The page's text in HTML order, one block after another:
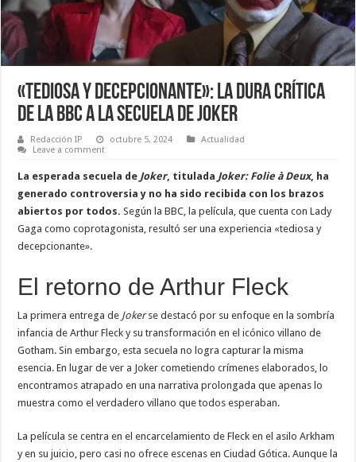
«Tediosa y decepcionante»: la dura crítica
de la BBC a la secuela de Joker
Redacción IP octubre 5, 2024
Actualidad
Leave a comment
La esperada secuela de Joker, titulada Joker: Folie à Deux, ha
generado controversia y no ha sido recibida con los brazos
abiertos por todos.Según la BBC, la película, que cuenta con Lady
Gaga como coprotagonista, resultó ser una experiencia «tediosa y
decepcionante».
El retorno de Arthur Fleck
La primera entrega de Jokerse destacó por su enfoque en la sombría
infancia de Arthur Fleck y su transformación en el icónico villano de
Gotham. Sin embargo, esta secuela no logra capturar la misma
esencia. En lugar de ver a Joker cometiendo crímenes elaborados, lo
encontramos atrapado en una narrativa prolongada que apenas lo
muestra como el verdadero villano que todos esperaban.
La película se centra en el encarcelamiento de Fleck en el asilo Arkham
y en su juicio, pero casi no ofrece escenas en Ciudad Gótica. Aunque la